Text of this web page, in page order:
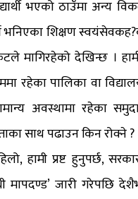
भएको ठाउँमा अन्य
भनिएका शिक्षण
मागिरहेको देखिन्छ ।
रहेका पालिका वा
अवस्थामा रहेका
साथ पढाउन किन रोक्ने ?
हामी प्रष्ट हुनुपर्छ,
मापदण्ड’ जारी गरेपछि